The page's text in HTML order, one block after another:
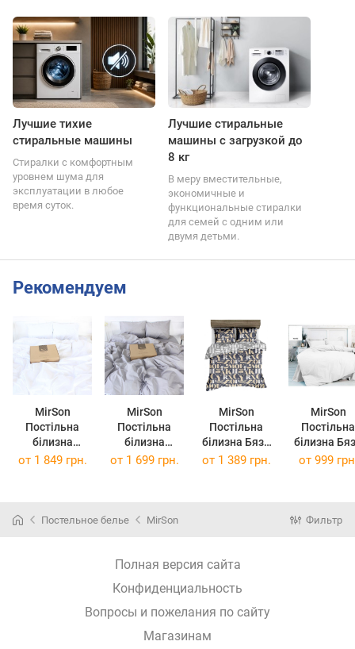
Лучшие тихие
стиральные машины
Стиралки с комфортным
уровнем шума для
эксплуатации в любое
время суток.
Лучшие стиральные
машины с загрузкой до
8 кг
В меру вместительные,
экономичные и
функциональные стиралки
для семей с одним или
двумя детьми.
Рекомендуем
MirSon
Постільна
білизна
Ranforce Elite
MirSon
Постільна
білизна
Ranforce Elite
MirSon
Постільна
білизна Бязь
Premium 17-
MirSon
Постільна
білизна Бязь
Premium
от 1 849 грн. от 1 699 грн. от 1 389 грн. от 999
Постельное белье MirSon Фильтр
Полная версия сайта
Конфиденциальность
Вопросы и пожелания по сайту
Магазинам